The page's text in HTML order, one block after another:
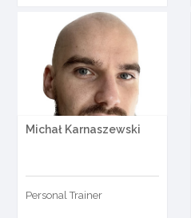
Michał Karnaszewski
Personal Trainer